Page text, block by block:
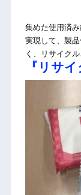
集めた使用済
実現して、製
く、リサイク
『リサイ